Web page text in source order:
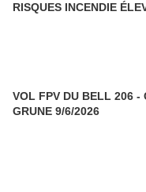
RISQUES INCENDIE
VOL FPV DU BELL 206 -
GRUNE 9/6/2026